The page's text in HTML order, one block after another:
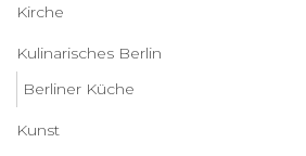
Kirche
Kulinarisches Berlin
Berliner Küche
Kunst